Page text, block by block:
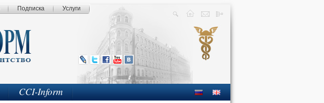
Подписка Услуги
CCI-Inform